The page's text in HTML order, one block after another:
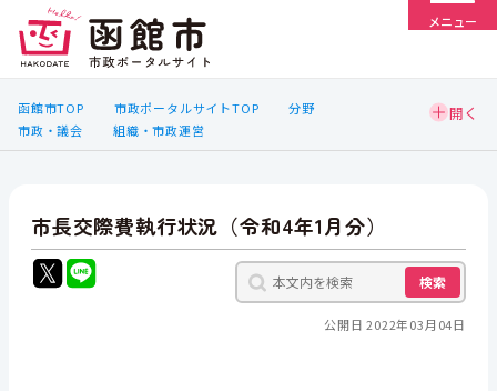
メニュー
函館市TOP 市政ポータルサイトTOP
分野
市政・議会
組織・市政運営
市長交際費執行状況（令和4年1月分）
検索
公開日 2022年03月04日